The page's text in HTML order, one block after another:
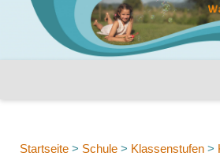
Startseite > Schule > Klassenstufen >